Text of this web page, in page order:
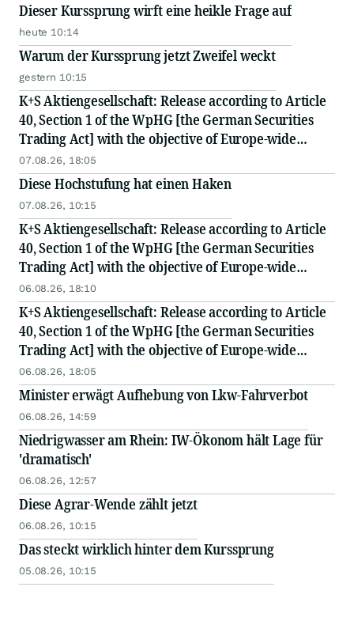
Dieser Kurssprung wirft eine heikle Frage auf
heute 10:14
Warum der Kurssprung jetzt Zweifel weckt
gestern 10:15
K+S Aktiengesellschaft: Release according to Article
40, Section 1 of the WpHG [the German Securities
Trading Act] with the objective of Europe-wide
distribution
07.08.26, 18:05
Diese Hochstufung hat einen Haken
07.08.26, 10:15
K+S Aktiengesellschaft: Release according to Article
40, Section 1 of the WpHG [the German Securities
Trading Act] with the objective of Europe-wide
distribution
06.08.26, 18:10
K+S Aktiengesellschaft: Release according to Article
40, Section 1 of the WpHG [the German Securities
Trading Act] with the objective of Europe-wide
distribution
06.08.26, 18:05
Minister erwägt Aufhebung von Lkw-Fahrverbot
06.08.26, 14:59
Niedrigwasser am Rhein: IW-Ökonom hält Lage für
'dramatisch'
06.08.26, 12:57
Diese Agrar-Wende zählt jetzt
06.08.26, 10:15
Das steckt wirklich hinter dem Kurssprung
05.08.26, 10:15